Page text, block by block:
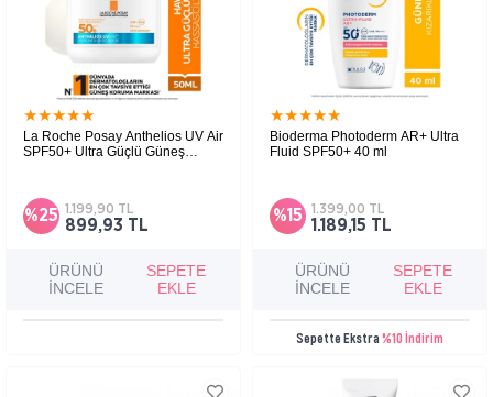
★★★★★
La Roche Posay Anthelios UV Air
SPF50+ Ultra Güçlü Güneş
bırakan günlük güneş koruyucu.
%25
899,93 TL
1.199,90 TL
ÜRÜNÜ
İNCELE
SEPETE
EKLE
★★★★★
Bioderma Photoderm AR+ Ultra
Fluid SPF50+ 40 ml
güneş koruyucu.
%15
1.189,15 TL
1.399,00 TL
Sepette Ekstra%10 İndirim
ÜRÜNÜ
İNCELE
SEPETE
EKLE